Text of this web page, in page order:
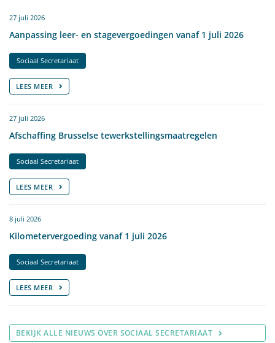
27 juli 2026
Aanpassing leer- en stagevergoedingen vanaf 1 juli 2026
Sociaal Secretariaat
LEES MEER
27 juli 2026
Afschaffing Brusselse tewerkstellingsmaatregelen
Sociaal Secretariaat
LEES MEER
8 juli 2026
Kilometervergoeding vanaf 1 juli 2026
Sociaal Secretariaat
LEES MEER
BEKIJK ALLE NIEUWS OVER SOCIAAL SECRETARIAAT